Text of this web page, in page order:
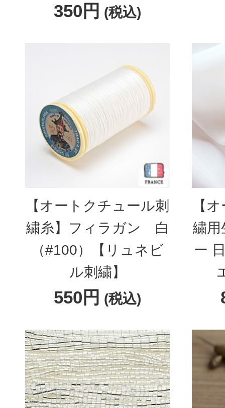
350円 (税込)
【オートクチュール刺
繍糸】フィラガン 白
（#100）【リュネビ
ル刺繍】
550円 (税込)
【
繍用
ー